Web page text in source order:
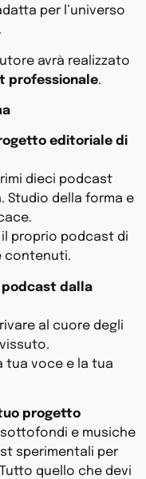
per l’universo
avrà realizzato
professionale.
editoriale di
dieci podcast
Studio della forma e
proprio podcast di
contenuti.
podcast dalla
al cuore degli
tua voce e la tua
tuo progetto
e musiche
sperimentali per
quello che devi